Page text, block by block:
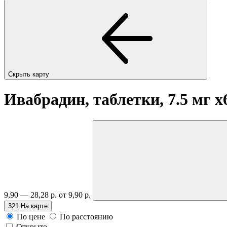
Скрыть карту
Ивабрадин, таблетки, 7.5 мг
9,90 — 28,28 р. от 9,90 р.
321 На карте
По цене
По расстоянию